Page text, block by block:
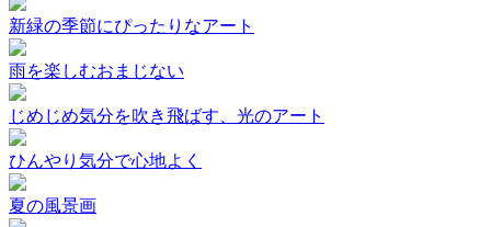
新緑の季節にぴったりなアート
雨を楽しむおまじない
じめじめ気分を吹き飛ばす、光のアート
ひんやり気分で心地よく
夏の風景画